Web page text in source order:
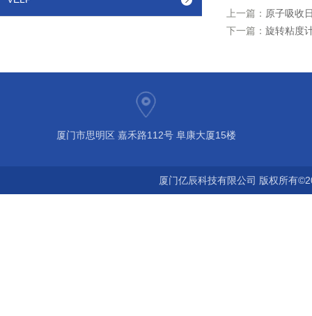
上一篇： 原子吸收
下一篇： 旋转粘度
厦门市思明区 嘉禾路112号 阜康大厦15楼
厦门亿辰科技有限公司 版权所有